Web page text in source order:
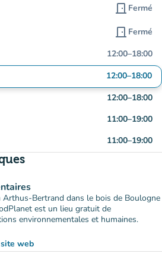
door_front Fermé
door_front Fermé
12:00–18:00
12:00–18:00
12:00–18:00
11:00–19:00
11:00–19:00
Arthus-Bertrand dans le bois de Boulogne
est un lieu gratuit de
environnementales et humaines.
web
onglet)